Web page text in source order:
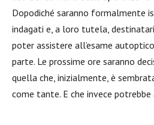
Dopodiché saranno formalmente
indagati e, a loro tutela,
poter assistere all’esame
parte. Le prossime ore saranno
quella che, inizialmente, è
come tante. E che invece potrebbe